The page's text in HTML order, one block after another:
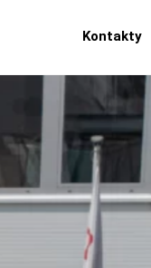
Kontakty